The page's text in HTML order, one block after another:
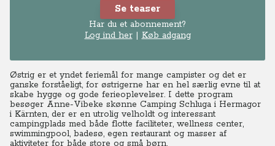
Se teaser
Har du et abonnement?
Log ind her| Køb adgang
Østrig er et yndet feriemål for mange campister og det er
ganske forståeligt, for østrigerne har en hel særlig evne til at
skabe hygge og gode ferieoplevelser. I dette program
besøger Anne-Vibeke skønne Camping Schluga i Hermagor
i Kärnten, der er en utrolig velholdt og interessant
campingplads med både flotte faciliteter, wellness center,
swimmingpool, badesø, egen restaurant og masser af
aktiviteter for både store og små børn.